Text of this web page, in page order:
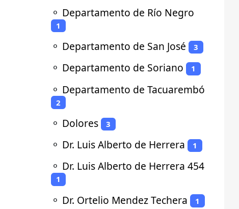
⚬ Departamento de Río Negro
1
⚬ Departamento de San José 3
⚬ Departamento de Soriano 1
⚬ Departamento de Tacuarembó
2
⚬ Dolores 3
⚬ Dr. Luis Alberto de Herrera 1
⚬ Dr. Luis Alberto de Herrera 454
1
⚬ Dr. Ortelio Mendez Techera 1